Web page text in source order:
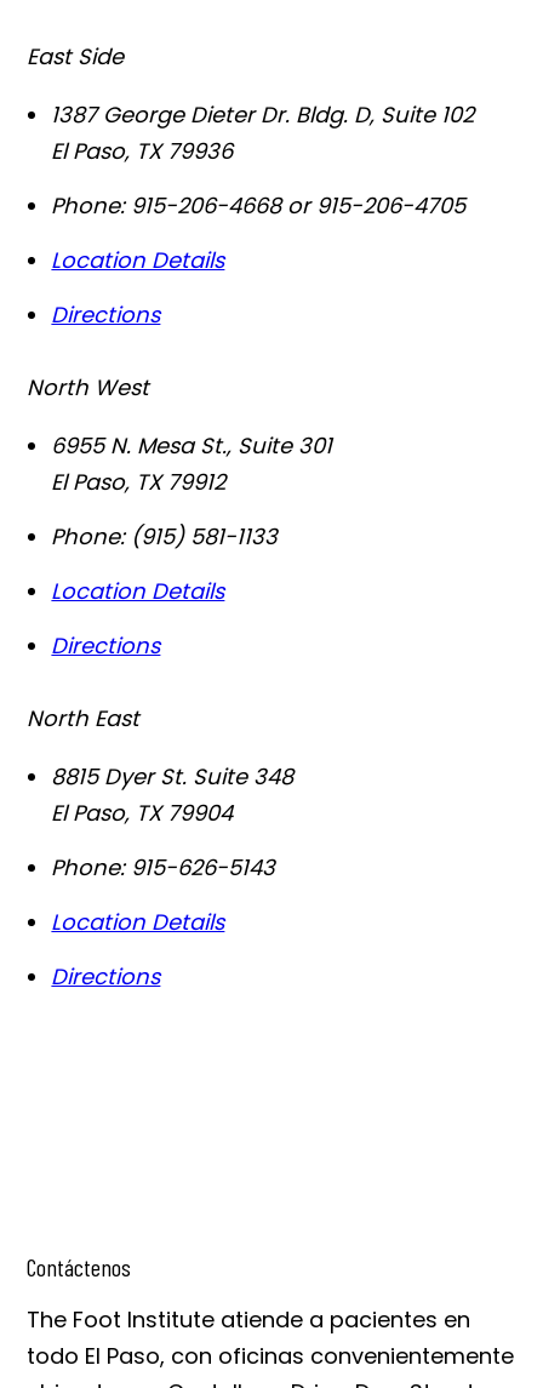
East Side
1387 George Dieter Dr. Bldg. D, Suite 102
El Paso, TX 79936
Phone: 915-206-4668 or 915-206-4705
Location Details
Directions
North West
6955 N. Mesa St., Suite 301
El Paso, TX 79912
Phone: (915) 581-1133
Location Details
Directions
North East
8815 Dyer St. Suite 348
El Paso, TX 79904
Phone: 915-626-5143
Location Details
Directions
Contáctenos
The Foot Institute atiende a pacientes en
todo El Paso, con oficinas convenientemente